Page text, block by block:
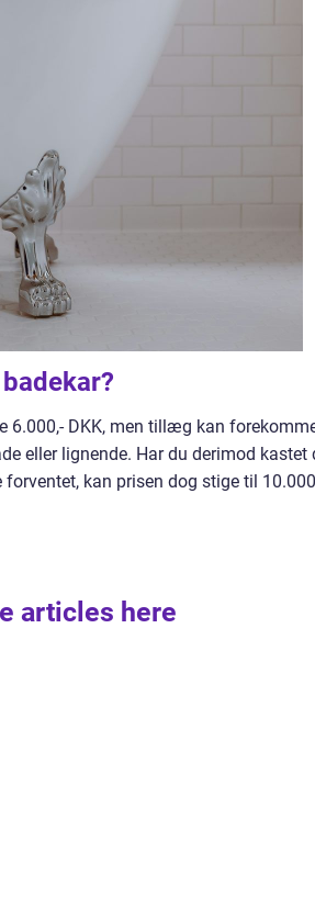
DKK, men tillæg kan
eller lignende. Har du derimod kastet
kan prisen dog stige til
articles here